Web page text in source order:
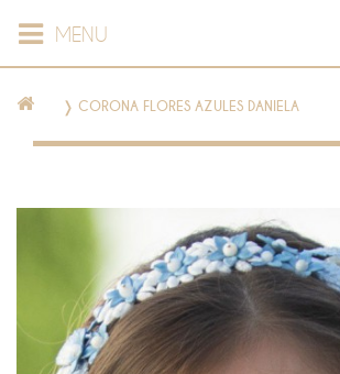
MENU
❭ CORONA FLORES AZULES DANIELA